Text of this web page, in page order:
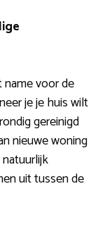
voor de
je je huis wilt
gereinigd
nieuwe woning
uit tussen de